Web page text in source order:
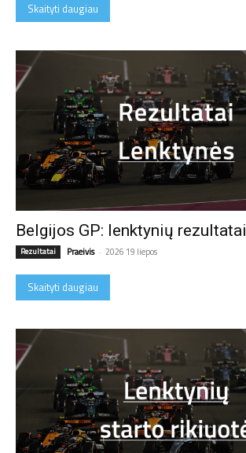
Skaityti daugiau
Belgijos GP: lenktynių rezultatai
Rezultatai Praeivis - 2026 19 liepos
Skaityti daugiau